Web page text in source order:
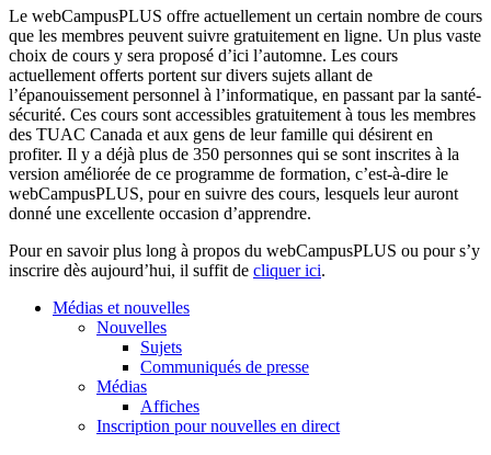
Le webCampusPLUS offre actuellement un certain nombre de cours
que les membres peuvent suivre gratuitement en ligne. Un plus vaste
choix de cours y sera proposé d’ici l’automne. Les cours
actuellement offerts portent sur divers sujets allant de
l’épanouissement personnel à l’informatique, en passant par la santé-
sécurité. Ces cours sont accessibles gratuitement à tous les membres
des TUAC Canada et aux gens de leur famille qui désirent en
profiter. Il y a déjà plus de 350 personnes qui se sont inscrites à la
version améliorée de ce programme de formation, c’est-à-dire le
webCampusPLUS, pour en suivre des cours, lesquels leur auront
donné une excellente occasion d’apprendre.
Pour en savoir plus long à propos du webCampusPLUS ou pour s’y
inscrire dès aujourd’hui, il suffit de cliquer ici.
Médias et nouvelles
Nouvelles
Sujets
Communiqués de presse
Médias
Affiches
Inscription pour nouvelles en direct